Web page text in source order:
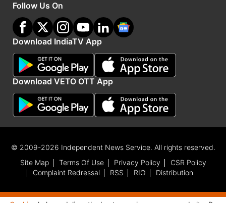
देखते हैं।)
ये भी पढ़ें:Career Horoscope: कल इन 5 राशियों की
पलटेगी किस्मत, बिजनेस में होगा बंपर मुनाफा, मिल सकता है
नया प्रोजेक्ट
Advertisement
Follow Us On
Download IndiaTV App
Download VETO OTT App
© 2009-2026 Independent News Service. All rights reserved.
Site Map
Terms Of Use Privacy Policy
CSR Policy
Complaint Redressal
RSS RIO Distribution